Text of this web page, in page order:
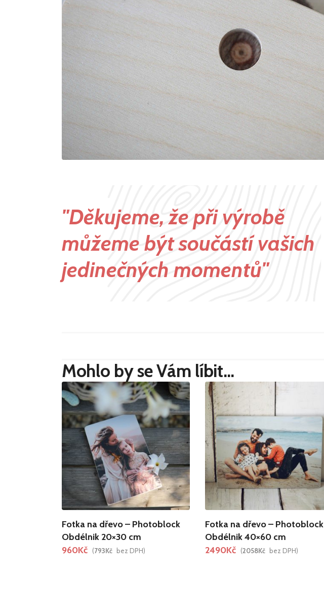
"Děkujeme, že při výrobě
můžeme být součástí vašich
jedinečných momentů"
Mohlo by se Vám líbit…
Fotka na dřevo – Photoblock
Obdélnik 20×30 cm
960Kč (793Kč bez DPH)
Fotka na dřevo – Photoblock
Obdélnik 40×60 cm
2490Kč (2058Kč bez DPH)